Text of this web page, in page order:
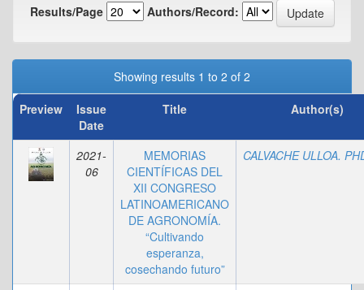
Results/Page
Authors/Record:
Showing results 1 to 2 of 2
Preview
Issue
Date
Title Author(s)
2021-
06
MEMORIAS
CIENTÍFICAS DEL
XII CONGRESO
LATINOAMERICANO
DE AGRONOMÍA.
“Cultivando
esperanza,
cosechando futuro”